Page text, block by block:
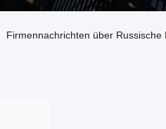
Firmennachrichten über Russische